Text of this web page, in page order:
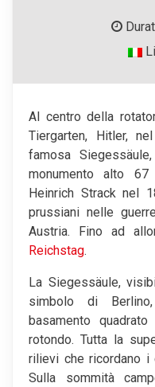
Al centro della
Tiergarten, Hitler,
famosa
monumento alto
Heinrich Strack nel
prussiani nelle
Austria. Fino ad
Reichstag.
La Siegessäule,
simbolo di
basamento
rotondo. Tutta la
rilievi che ricordano
Sulla sommità